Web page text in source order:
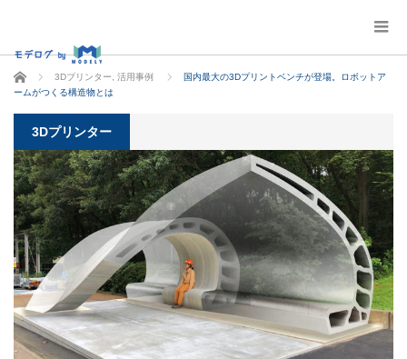
ホーム 3Dプリンター 活用事例
国内最大の3Dプリントベンチが登場。ロボットア
ームがつくる構造物とは
3Dプリンター